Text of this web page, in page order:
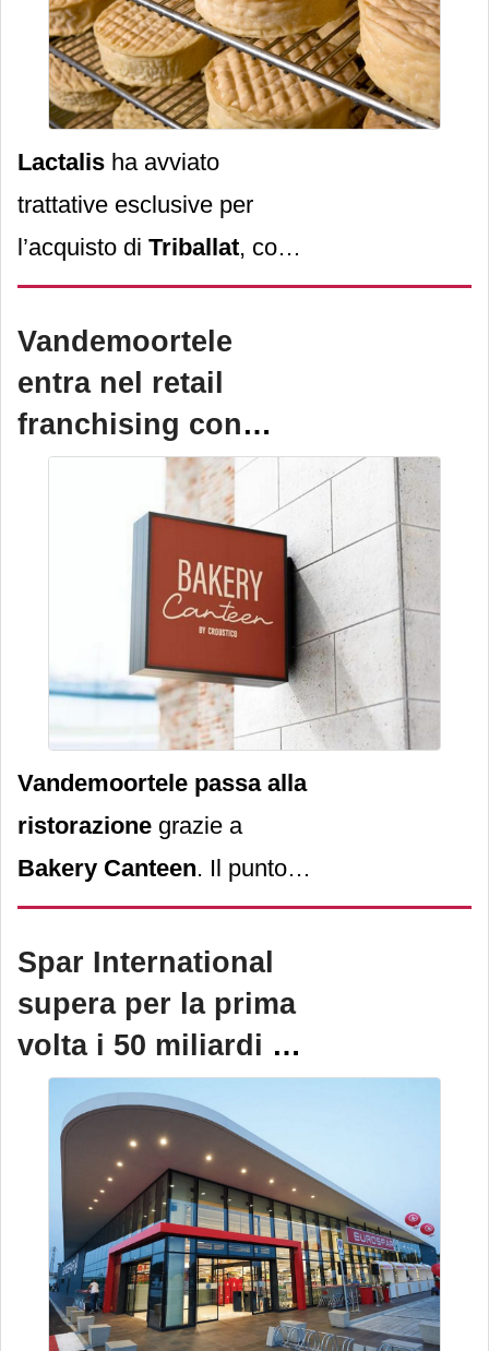
Lactalis ha avviato
trattative esclusive per
l’acquisto di Triballat, con
sede a Rians, nelSud della
Francia. La società è molto
rilevante.
Vandemoortele
entra nel retail
franchising con
Bakery Canteen
Vandemoortele passa alla
ristorazione grazie a
Bakery Canteen. Il punto
vendita, aperto adAnversa
in maggio, è soloil primo
passo.
Spar International
supera per la prima
volta i 50 miliardi di
euro